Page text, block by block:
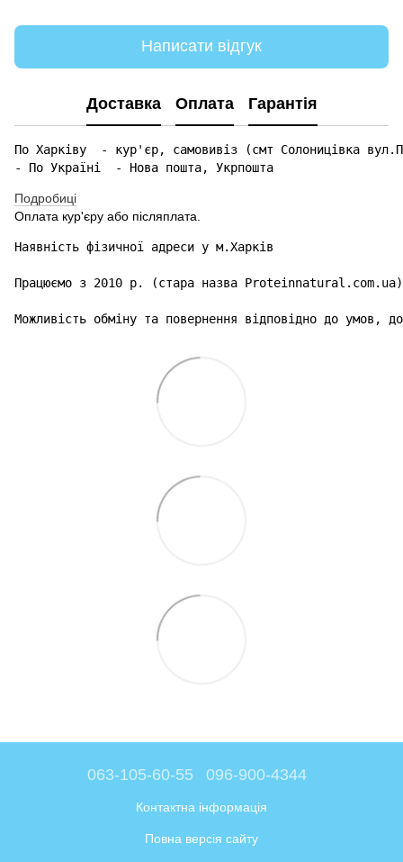
Написати відгук
Доставка Оплата Гарантія
По Харківу  - кур'єр, самовивіз (смт Солоницівка
- По Україні  - Нова пошта, Укрпошта
Подробиці
Оплата кур'єру або післяплата.
Наявність фізичної адреси у м.Харків
Працюємо з 2010 р. (стара назва Proteinnatural.com.ua)
Можливість обміну та повернення відповідно до умов,
063-105-60-55 096-900-4344
Контактна інформація
Повна версія сайту